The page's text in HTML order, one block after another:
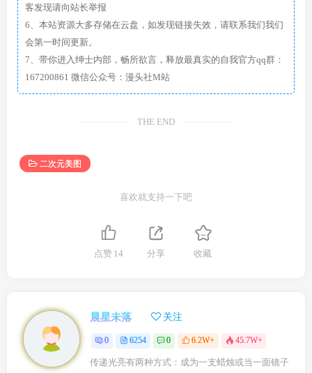
客发现请向站长举报
6、本站资源大多存储在云盘，如发现链接失效，请联系我们我们
会第一时间更新。
7、带你进入绅士内部，畅所欲言，释放最真实的自我官方qq群：
167200861 微信公众号：漫头社M站
THE END
二次元美图
喜欢就支持一下吧
点赞 14 分享 收藏
晨星未落 关注
0 6254 0 6.2W+ 45.7W+
传递光亮有两种方式：成为一支蜡烛或当一面镜子